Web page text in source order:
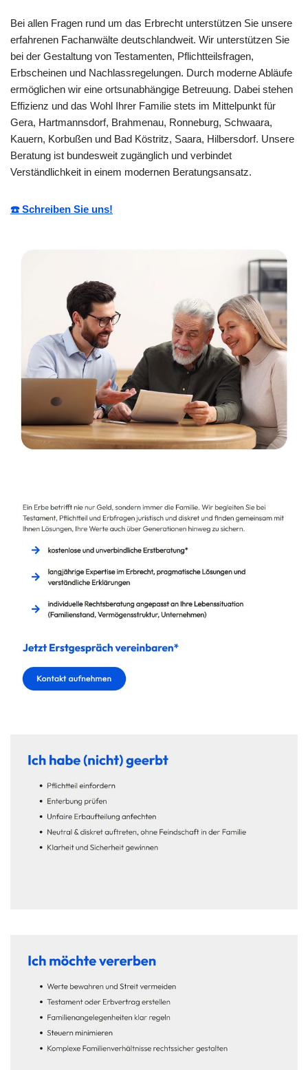
Bei allen Fragen rund um das Erbrecht unterstützen Sie unsere
erfahrenen Fachanwälte deutschlandweit. Wir unterstützen Sie
bei der Gestaltung von Testamenten, Pflichtteilsfragen,
Erbscheinen und Nachlassregelungen. Durch moderne Abläufe
ermöglichen wir eine ortsunabhängige Betreuung. Dabei stehen
Effizienz und das Wohl Ihrer Familie stets im Mittelpunkt für
Gera, Hartmannsdorf, Brahmenau, Ronneburg, Schwaara,
Kauern, Korbußen und Bad Köstritz, Saara, Hilbersdorf. Unsere
Beratung ist bundesweit zugänglich und verbindet
Verständlichkeit in einem modernen Beratungsansatz.
☎️ Schreiben Sie uns!